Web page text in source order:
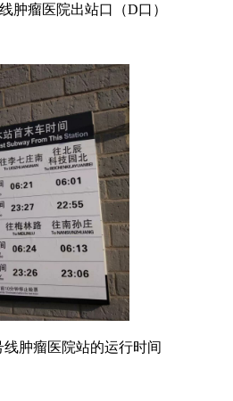
肿瘤医院出站口（D口）
线肿瘤医院站的运行时间